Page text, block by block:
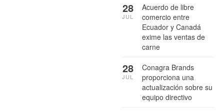
Acuerdo de libre
comercio entre
Ecuador y Canadá
exime las ventas de
carne
28
JUL
Conagra Brands
proporciona una
actualización sobre su
equipo directivo
28
JUL